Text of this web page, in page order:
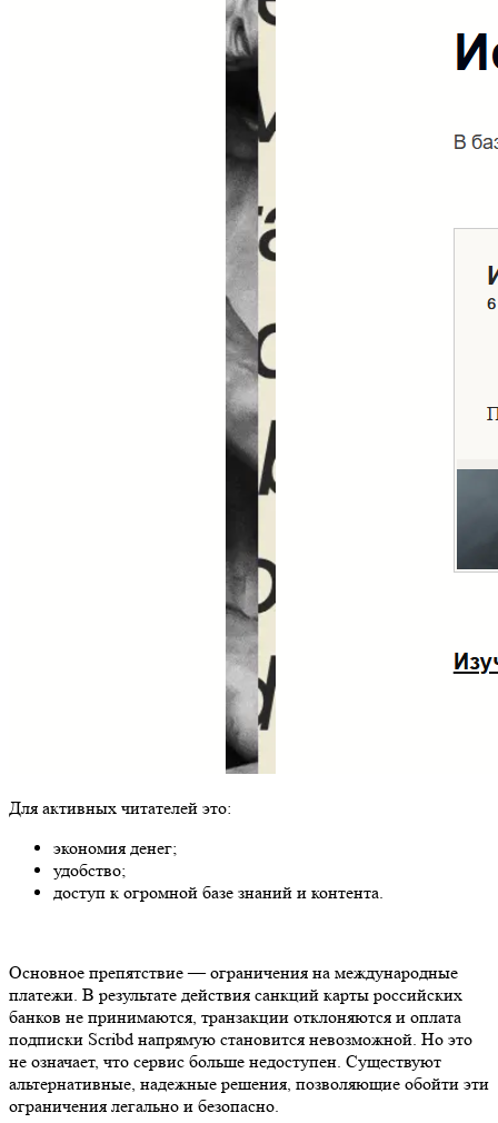
Для активных читателей это:
экономия денег;
удобство;
доступ к огромной базе знаний и контента.
Основное препятствие — ограничения на международные
платежи. В результате действия санкций карты российских
банков не принимаются, транзакции отклоняются и оплата
подписки Scribd напрямую становится невозможной. Но это
не означает, что сервис больше недоступен. Существуют
альтернативные, надежные решения, позволяющие обойти эти
ограничения легально и безопасно.